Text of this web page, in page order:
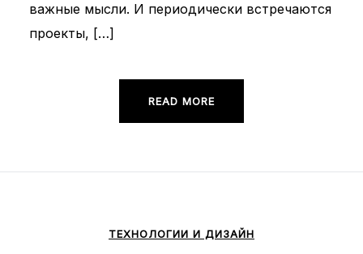
важные мысли. И периодически встречаются
проекты, […]
READ MORE
ТЕХНОЛОГИИ И ДИЗАЙН